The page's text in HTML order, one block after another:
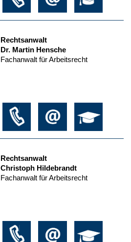
Rechtsanwalt
Dr. Martin Hensche
Fachanwalt für Arbeitsrecht
Rechtsanwalt
Christoph Hildebrandt
Fachanwalt für Arbeitsrecht